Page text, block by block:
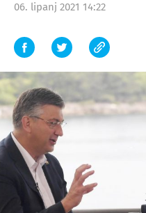
06. lipanj 2021 14:22